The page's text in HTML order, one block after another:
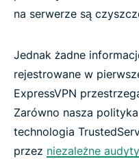
na serwerze są
Jednak żadne
rejestrowane w
ExpressVPN
Zarówno nasza
technologia
przez niezależne